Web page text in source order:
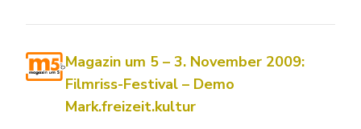
Magazin um 5 – 3. November 2009:
Filmriss-Festival – Demo
Mark.freizeit.kultur